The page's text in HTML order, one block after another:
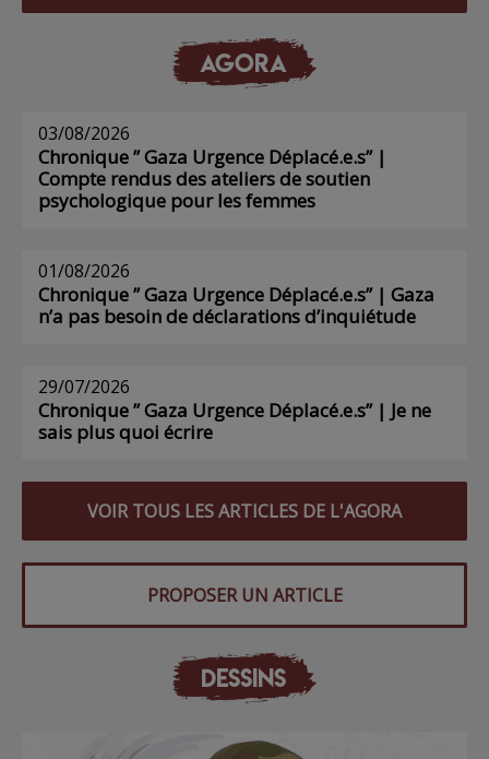
AGORA
03/08/2026
Chronique ” Gaza Urgence Déplacé.e.s” |
Compte rendus des ateliers de soutien
psychologique pour les femmes
01/08/2026
Chronique ” Gaza Urgence Déplacé.e.s” | Gaza
n’a pas besoin de déclarations d’inquiétude
29/07/2026
Chronique ” Gaza Urgence Déplacé.e.s” | Je ne
sais plus quoi écrire
VOIR TOUS LES ARTICLES DE L'AGORA
PROPOSER UN ARTICLE
DESSINS